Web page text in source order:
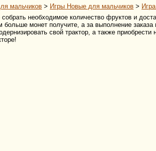
мальчиков > Игры Новые для мальчиков >
необходимое количество фруктов и
больше монет получите, а за выполнение
свой трактор, а также